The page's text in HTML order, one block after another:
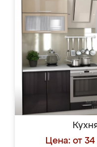
Цена: от